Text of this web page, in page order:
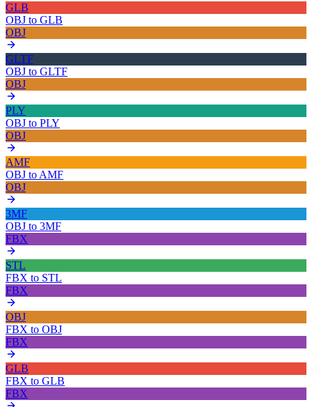
GLB
OBJ to GLB
OBJ
GLTF
OBJ to GLTF
OBJ
PLY
OBJ to PLY
OBJ
AMF
OBJ to AMF
OBJ
3MF
OBJ to 3MF
FBX
STL
FBX to STL
FBX
OBJ
FBX to OBJ
FBX
GLB
FBX to GLB
FBX